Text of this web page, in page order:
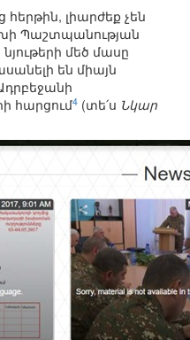
հերթին, լիարժեք չեն
Պաշտպանության
մեծ մասը
են միայն
հարցում4 (տե՛ս Նկար